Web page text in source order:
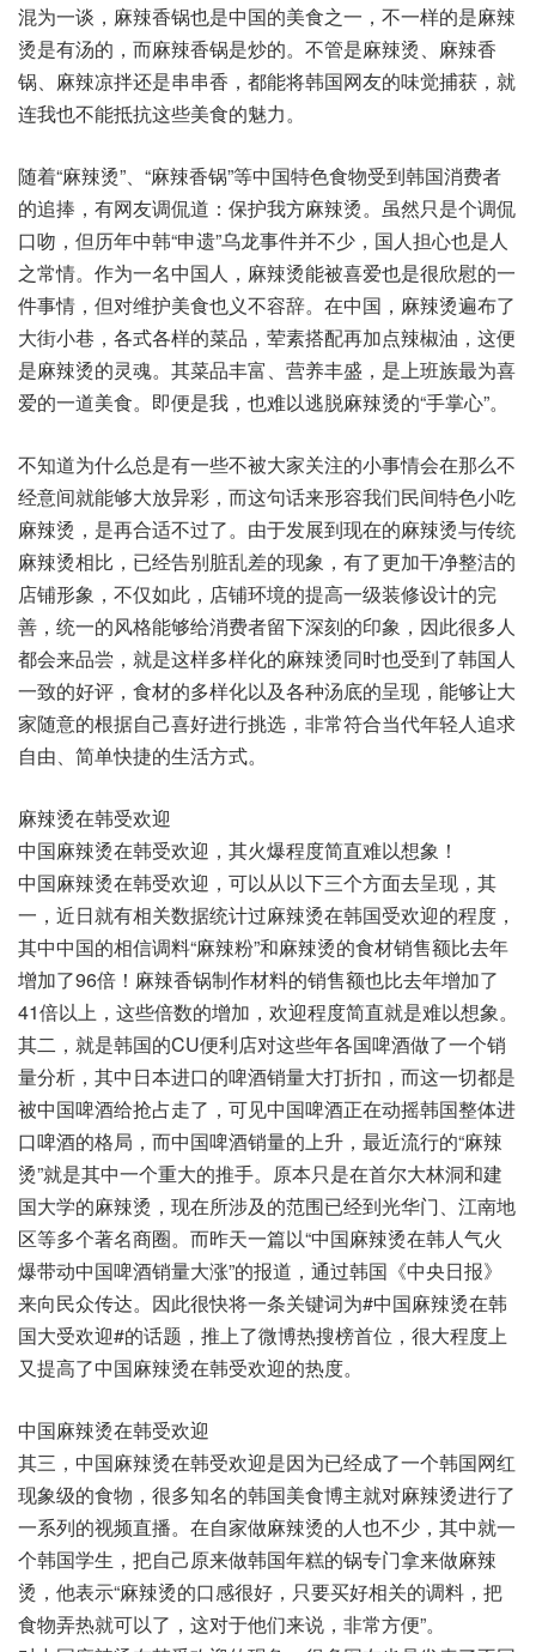
混为一谈，麻辣香锅也是中国的美食之一，不一样的是麻辣
烫是有汤的，而麻辣香锅是炒的。不管是麻辣烫、麻辣香
锅、麻辣凉拌还是串串香，都能将韩国网友的味觉捕获，就
连我也不能抵抗这些美食的魅力。
随着“麻辣烫”、“麻辣香锅”等中国特色食物受到韩国消费者
的追捧，有网友调侃道：保护我方麻辣烫。虽然只是个调侃
口吻，但历年中韩“申遗”乌龙事件并不少，国人担心也是人
之常情。作为一名中国人，麻辣烫能被喜爱也是很欣慰的一
件事情，但对维护美食也义不容辞。在中国，麻辣烫遍布了
大街小巷，各式各样的菜品，荤素搭配再加点辣椒油，这便
是麻辣烫的灵魂。其菜品丰富、营养丰盛，是上班族最为喜
爱的一道美食。即便是我，也难以逃脱麻辣烫的“手掌心”。
不知道为什么总是有一些不被大家关注的小事情会在那么不
经意间就能够大放异彩，而这句话来形容我们民间特色小吃
麻辣烫，是再合适不过了。由于发展到现在的麻辣烫与传统
麻辣烫相比，已经告别脏乱差的现象，有了更加干净整洁的
店铺形象，不仅如此，店铺环境的提高一级装修设计的完
善，统一的风格能够给消费者留下深刻的印象，因此很多人
都会来品尝，就是这样多样化的麻辣烫同时也受到了韩国人
一致的好评，食材的多样化以及各种汤底的呈现，能够让大
家随意的根据自己喜好进行挑选，非常符合当代年轻人追求
自由、简单快捷的生活方式。
麻辣烫在韩受欢迎
中国麻辣烫在韩受欢迎，其火爆程度简直难以想象！
中国麻辣烫在韩受欢迎，可以从以下三个方面去呈现，其
一，近日就有相关数据统计过麻辣烫在韩国受欢迎的程度，
其中中国的相信调料“麻辣粉”和麻辣烫的食材销售额比去年
增加了96倍！麻辣香锅制作材料的销售额也比去年增加了
41倍以上，这些倍数的增加，欢迎程度简直就是难以想象。
其二，就是韩国的CU便利店对这些年各国啤酒做了一个销
量分析，其中日本进口的啤酒销量大打折扣，而这一切都是
被中国啤酒给抢占走了，可见中国啤酒正在动摇韩国整体进
口啤酒的格局，而中国啤酒销量的上升，最近流行的“麻辣
烫”就是其中一个重大的推手。原本只是在首尔大林洞和建
国大学的麻辣烫，现在所涉及的范围已经到光华门、江南地
区等多个著名商圈。而昨天一篇以“中国麻辣烫在韩人气火
爆带动中国啤酒销量大涨”的报道，通过韩国《中央日报》
来向民众传达。因此很快将一条关键词为#中国麻辣烫在韩
国大受欢迎#的话题，推上了微博热搜榜首位，很大程度上
又提高了中国麻辣烫在韩受欢迎的热度。
中国麻辣烫在韩受欢迎
其三，中国麻辣烫在韩受欢迎是因为已经成了一个韩国网红
现象级的食物，很多知名的韩国美食博主就对麻辣烫进行了
一系列的视频直播。在自家做麻辣烫的人也不少，其中就一
个韩国学生，把自己原来做韩国年糕的锅专门拿来做麻辣
烫，他表示“麻辣烫的口感很好，只要买好相关的调料，把
食物弄热就可以了，这对于他们来说，非常方便”。